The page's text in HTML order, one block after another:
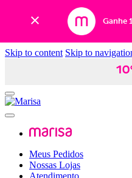
Ganhe
Skip to content Skip to
Meus Pedidos
Nossas Lojas
Atendimento